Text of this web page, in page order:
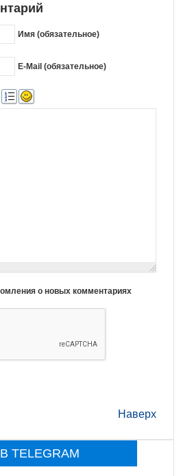
Имя (обязательное)
E-Mail (обязательное)
о новых комментариях
Наверх
TELEGRAM